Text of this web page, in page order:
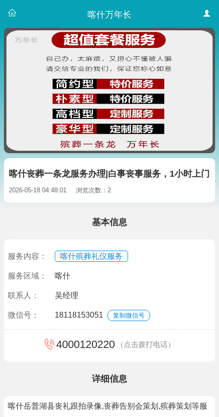
喀什万年长
喀什丧葬一条龙服务办理|白事丧事服务，1小时上门
2026-05-18 04:48:01 浏览次数：2
基本信息
服务内容： 喀什殡葬礼仪服务
服务区域： 喀什
联系人： 吴经理
微信号： 18118153051 复制微信号
4000120220 （点击拨打电话）
详细信息
喀什岳普湖县丧礼跟拍录像,丧葬告别会策划,殡葬策划等服